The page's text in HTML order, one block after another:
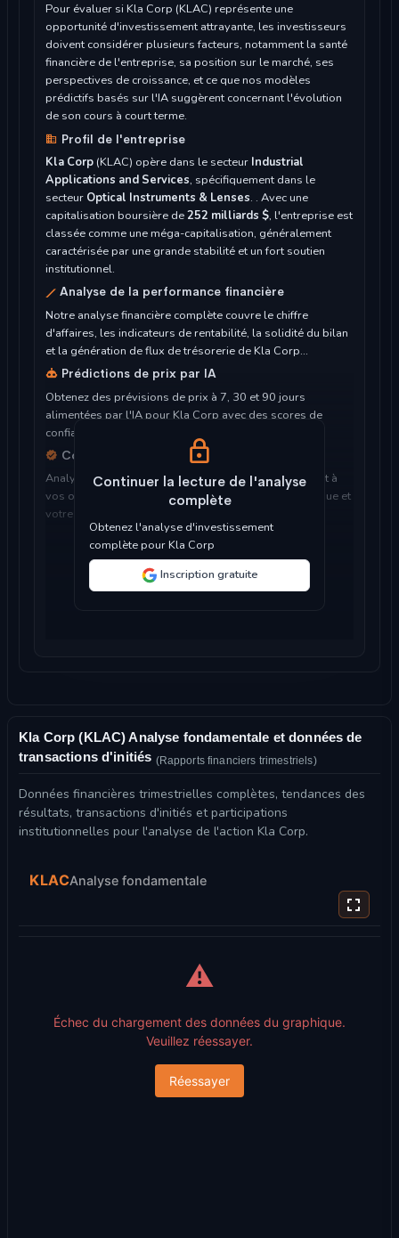
Pour évaluer si Kla Corp (KLAC) représente une
opportunité d'investissement attrayante, les investisseurs
doivent considérer plusieurs facteurs, notamment la santé
financière de l'entreprise, sa position sur le marché, ses
perspectives de croissance, et ce que nos modèles
prédictifs basés sur l'IA suggèrent concernant l'évolution
de son cours à court terme.
Profil de l'entreprise
Kla Corp (KLAC) opère dans le secteur Industrial
Applications and Services, spécifiquement dans le
secteur Optical Instruments & Lenses. . Avec une
capitalisation boursière de252 milliards $, l'entreprise est
classée comme une méga-capitalisation, généralement
caractérisée par une grande stabilité et un fort soutien
institutionnel.
Analyse de la performance financière
Notre analyse financière complète couvre le chiffre
d'affaires, les indicateurs de rentabilité, la solidité du bilan
et la génération de flux de trésorerie de Kla Corp...
Prédictions de prix par IA
Obtenez des prévisions de prix à 7, 30 et 90 jours
alimentées par l'IA pour Kla Corp avec des scores de
confiance et une analyse détaillée...
Considérations d'investissement
Analyse d'expert pour déterminer si Kla Corp convient à
vos objectifs d'investissement, votre tolérance au risque et
votre horizon temporel...
Continuer la lecture de l'analyse
complète
Obtenez l'analyse d'investissement
complète pour Kla Corp
Inscription gratuite
Kla Corp (KLAC) Analyse fondamentale et données de
transactions d'initiés (Rapports financiers trimestriels)
Données financières trimestrielles complètes, tendances des
résultats, transactions d'initiés et participations
institutionnelles pour l'analyse de l'action Kla Corp.
KLACAnalyse fondamentale
⚠️
Échec du chargement des données du graphique.
Veuillez réessayer.
Réessayer